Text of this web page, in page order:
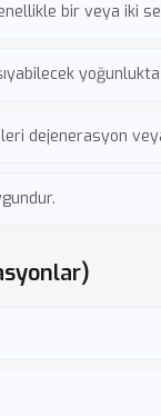
bir veya iki
dejenerasyon